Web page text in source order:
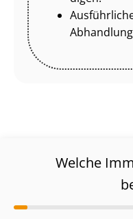
Welche